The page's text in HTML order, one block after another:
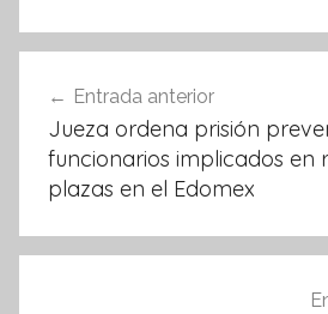
b
o
k
A
p
de
entradas
Entrada anterior
Jueza ordena prisión
funcionarios implicados en
plazas en el Edomex